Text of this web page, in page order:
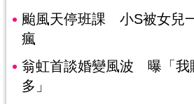
颱風天停班課 小S被女兒
瘋
翁虹首談婚變風波 曝「我
多」